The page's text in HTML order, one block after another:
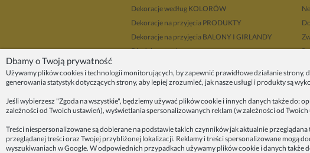
Dekoracje według KOLORÓW
Dekoracje na przyjęcia PRODUKTY
Dekoracje na przyjęcia BALONY I GIRLANDY
Dla dekoratorów
Dekoracje balonowe KRAKÓW
ZAINSPIRUJ SIĘ!
O nas
Dbamy o Twoją prywatność
Używamy plików cookies i technologii monitorujących, by zapewnić prawidłowe działanie
generowania statystyk dotyczących strony, aby lepiej zrozumieć, jak nasze usługi i produkty są
Jeśli wybierzesz "Zgoda na wszystkie", będziemy używać plików cookie i innych danych także
zależności od Twoich ustawień), wyświetlania spersonalizowanych reklam (w zależności od Twoich
Treści niespersonalizowane są dobierane na podstawie takich czynników jak aktualnie
przeglądanej treści oraz Twojej przybliżonej lokalizacji. Reklamy i treści spersonalizowane mogą
wyszukiwaniach w Google. W odpowiednich przypadkach używamy plików cookie i danych także